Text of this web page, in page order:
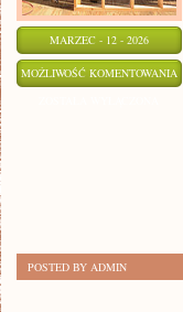
MARZEC - 12 - 2026
MOŻLIWOŚĆ KOMENTOWANIA
POSTED BY ADMIN